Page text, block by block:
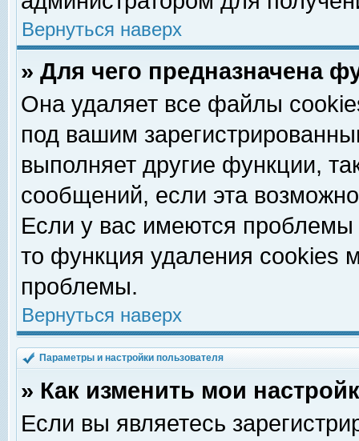
Вернуться наверх
» Для чего предназначена
Она удаляет все файлы
под вашим
выполняет другие функции,
сообщений, если эта
Если у вас имеются
то функция удаления cookies
проблемы.
Вернуться наверх
Параметры и настройки пользователя
» Как изменить мои
Если вы являетесь